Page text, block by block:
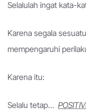
Selalulah ingat kata-
Karena segala
mempengaruhi
Karena itu:
Selalu tetap…